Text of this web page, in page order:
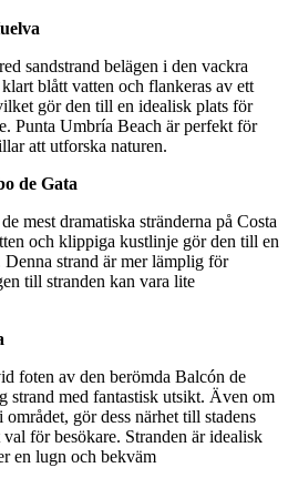
sandstrand belägen i den vackra
blått vatten och flankeras av ett
gör den till en idealisk plats för
Punta Umbría Beach är perfekt för
att utforska naturen.
de Gata
mest dramatiska stränderna på Costa
och klippiga kustlinje gör den till en
strand är mer lämplig för
till stranden kan vara lite
foten av den berömda Balcón de
strand med fantastisk utsikt. Även om
gör dess närhet till stadens
för besökare. Stranden är idealisk
en lugn och bekväm